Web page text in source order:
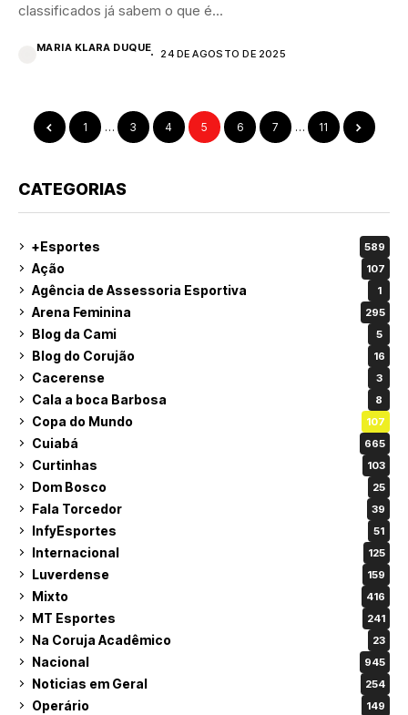
classificados já sabem o que é...
MARIA KLARA DUQUE
24 DE AGOSTO DE 2025
1 … 3 4 5 6 7 … 11
CATEGORIAS
+Esportes 589
Ação 107
Agência de Assessoria Esportiva 1
Arena Feminina 295
Blog da Cami 5
Blog do Corujão 16
Cacerense 3
Cala a boca Barbosa 8
Copa do Mundo 107
Cuiabá 665
Curtinhas 103
Dom Bosco 25
Fala Torcedor 39
InfyEsportes 51
Internacional 125
Luverdense 159
Mixto 416
MT Esportes 241
Na Coruja Acadêmico 23
Nacional 945
Noticias em Geral 254
Operário 149